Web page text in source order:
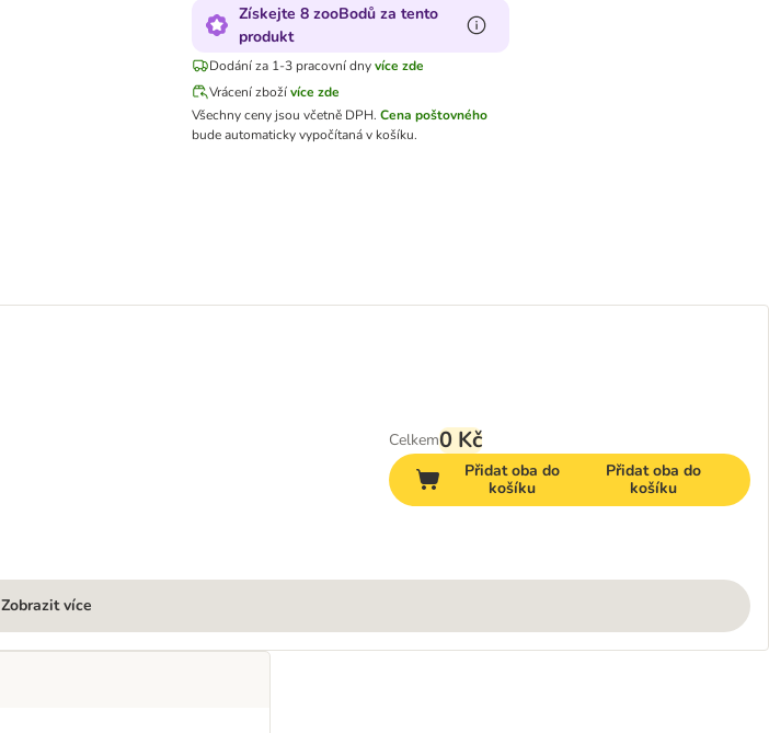
Získejte 8 zooBodů za tento
produkt
Dodání za 1-3 pracovní dny více zde
Vrácení zbožívíce zde
Všechny ceny jsou včetně DPH. Cena poštovného
bude automaticky vypočítaná v košíku.
Celkem0 Kč
Přidat oba do
košíku
Přidat oba do
košíku
Zobrazit více